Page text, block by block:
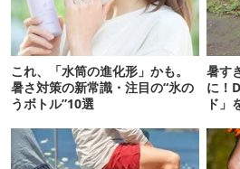
これ、「水筒の進化形」かも。
暑さ対策の新常識・注目の“氷の
うボトル”10選
暑す
に！
ド」